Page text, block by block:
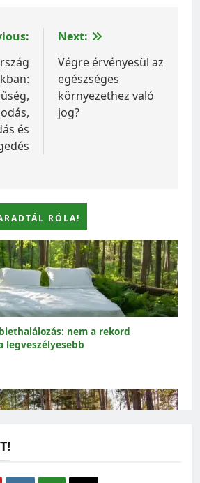
és
Next:
Végre érvényesül az
egészséges
környezethez való
jog?
RÓLA!
nem a rekord
legveszélyesebb
a meglévő erdőket kell